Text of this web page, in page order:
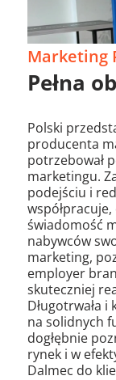
Marketing
Pełna
Polski
producenta
potrzebował
marketingu.
podejściu i
świadomość
nabywców
marketing,
employer
skuteczniej
Długotrwała
na solidnych
dogłębnie
rynek i w
Dalmec do